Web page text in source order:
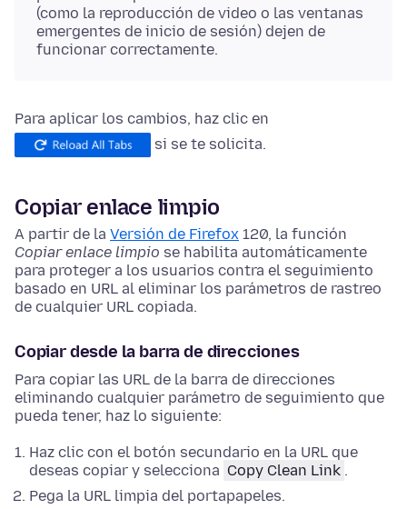
(como la reproducción de video o las ventanas
emergentes de inicio de sesión) dejen de
funcionar correctamente.
Para aplicar los cambios, haz clic en
si se te solicita.
Copiar enlace limpio
A partir de la Versión de Firefox 120, la función
Copiar enlace limpio se habilita automáticamente
para proteger a los usuarios contra el seguimiento
basado en URL al eliminar los parámetros de rastreo
de cualquier URL copiada.
Copiar desde la barra de direcciones
Para copiar las URL de la barra de direcciones
eliminando cualquier parámetro de seguimiento que
pueda tener, haz lo siguiente:
Haz clic con el botón secundario en la URL que
deseas copiar y selecciona Copy Clean Link .
Pega la URL limpia del portapapeles.